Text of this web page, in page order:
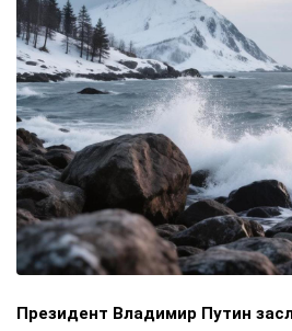
Президент Владимир Путин